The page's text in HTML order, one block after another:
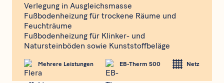
Verlegung in Ausgleichsmasse
Fußbodenheizung für trockene Räume und
Feuchträume
Fußbodenheizung für Klinker- und
Natursteinböden sowie Kunststoffbeläge
Mehrere Leistungen EB-Therm 500 Netz